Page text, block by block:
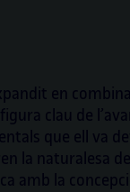
en
clau de
que ell va
la naturalesa
amb la